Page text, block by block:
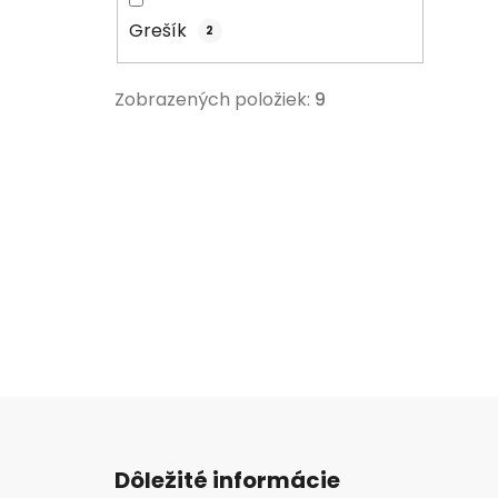
Grešík 2
Zobrazených položiek: 9
Dôležité informácie